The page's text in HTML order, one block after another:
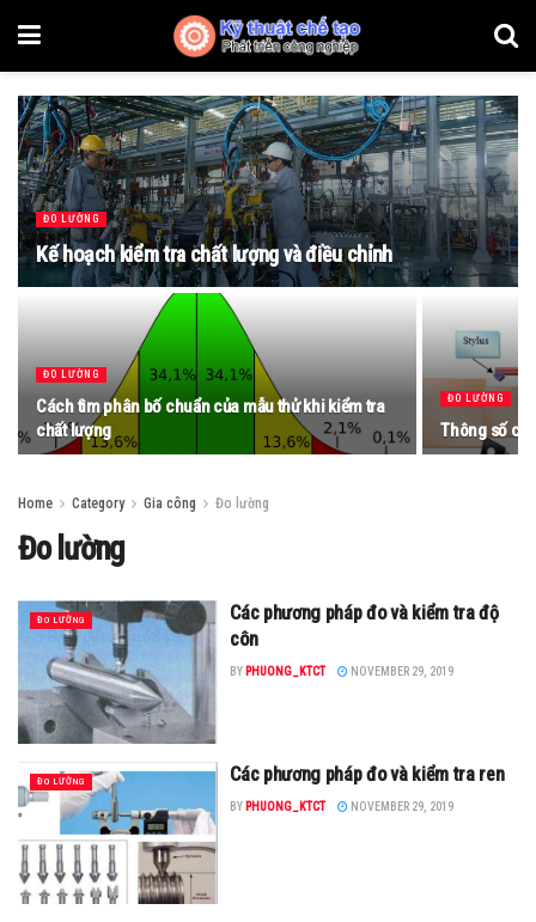
ĐO LƯỜNG
Kế hoạch kiểm tra chất lượng và điều chỉnh
ĐO LƯỜNG
Cách tìm phân bố chuẩn của mẫu thử khi kiểm tra
chất lượng
ĐO LƯỜNG
Thông số
Home Category Gia công Đo lường
Đo lường
ĐO LƯỜNG
Các phương pháp đo và kiểm tra độ
côn
BY PHUONG_KTCT NOVEMBER 29, 2019
ĐO LƯỜNG Các phương pháp đo và kiểm tra ren
BY PHUONG_KTCT NOVEMBER 29, 2019